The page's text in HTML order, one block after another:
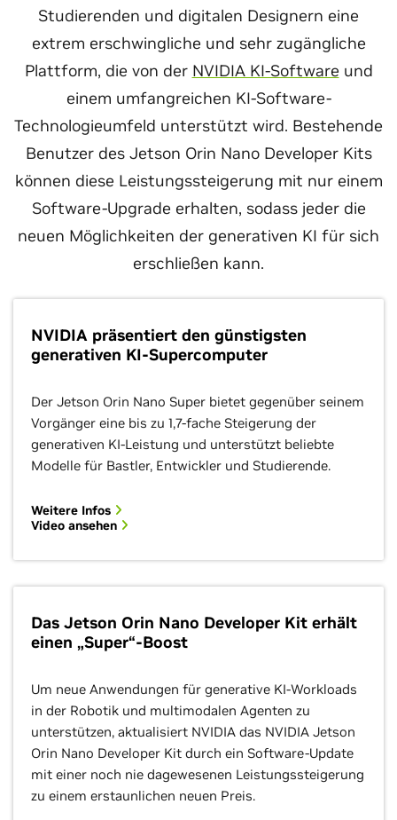
Studierenden und digitalen Designern eine
extrem erschwingliche und sehr zugängliche
Plattform, die von der NVIDIA KI-Software und
einem umfangreichen KI-Software-
Technologieumfeld unterstützt wird. Bestehende
Benutzer des Jetson Orin Nano Developer Kits
können diese Leistungssteigerung mit nur einem
Software-Upgrade erhalten, sodass jeder die
neuen Möglichkeiten der generativen KI für sich
erschließen kann.
NVIDIA präsentiert den günstigsten
generativen KI-Supercomputer
Der Jetson Orin Nano Super bietet gegenüber seinem
Vorgänger eine bis zu 1,7-fache Steigerung der
generativen KI-Leistung und unterstützt beliebte
Modelle für Bastler, Entwickler und Studierende.
Weitere Infos
Video ansehen
Das Jetson Orin Nano Developer Kit erhält
einen „Super“-Boost
Um neue Anwendungen für generative KI-Workloads
in der Robotik und multimodalen Agenten zu
unterstützen, aktualisiert NVIDIA das NVIDIA Jetson
Orin Nano Developer Kit durch ein Software-Update
mit einer noch nie dagewesenen Leistungssteigerung
zu einem erstaunlichen neuen Preis.